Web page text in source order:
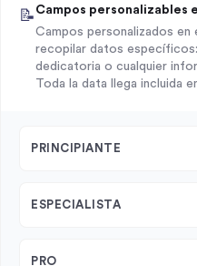
📝 Campos personalizables
Campos personalizados
recopilar datos
dedicatoria o cualquier
Toda la data llega incluida
PRINCIPIANTE
ESPECIALISTA
PRO